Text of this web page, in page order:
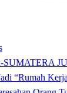
“Rumah